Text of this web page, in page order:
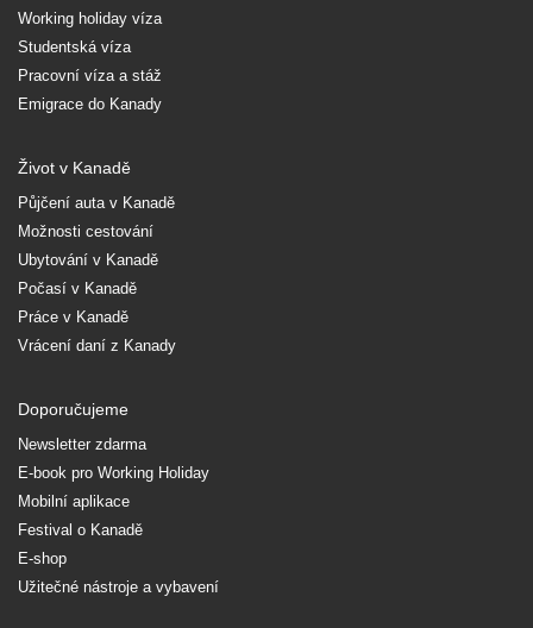
Working holiday víza
Studentská víza
Pracovní víza a stáž
Emigrace do Kanady
Život v Kanadě
Půjčení auta v Kanadě
Možnosti cestování
Ubytování v Kanadě
Počasí v Kanadě
Práce v Kanadě
Vrácení daní z Kanady
Doporučujeme
Newsletter zdarma
E-book pro Working Holiday
Mobilní aplikace
Festival o Kanadě
E-shop
Užitečné nástroje a vybavení